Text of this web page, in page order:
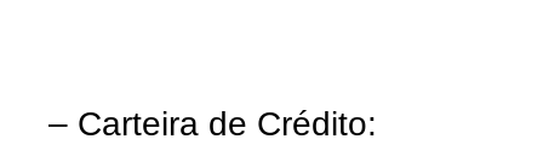
– Carteira de Crédito: